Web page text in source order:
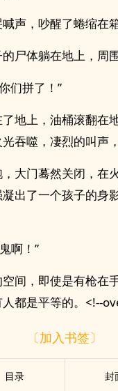
声，吵醒了蜷缩在
尸体躺在地上，周
们拼了！”
地上，油桶滚翻在
吞噬，凄烈的叫声
大门蓦然关闭，在
出了一个孩子的身
啊！”
间，即使是有枪在
都是平等的。<!--
〔加入书签〕
目录 封